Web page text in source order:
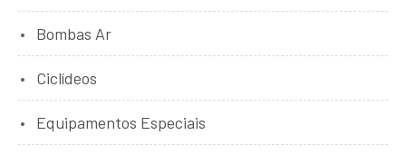
Bombas Ar
Ciclídeos
Equipamentos Especiais